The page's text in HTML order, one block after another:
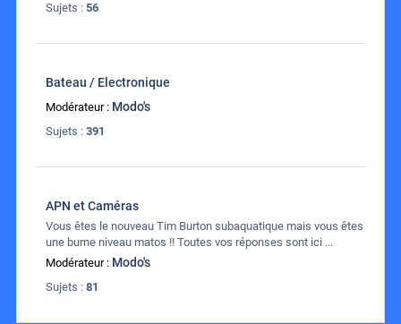
Sujets : 56
Bateau / Electronique
Modérateur : Modo's
Sujets : 391
APN et Caméras
Vous êtes le nouveau Tim Burton subaquatique mais vous êtes
une burne niveau matos !! Toutes vos réponses sont ici ...
Modérateur : Modo's
Sujets : 81